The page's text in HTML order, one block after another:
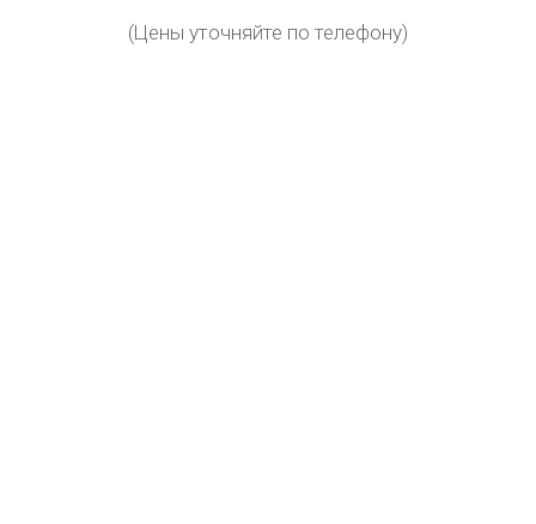
(Цены уточняйте по телефону)